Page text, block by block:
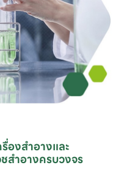
รื่องสำอางและ
ชสำอางครบวงจร